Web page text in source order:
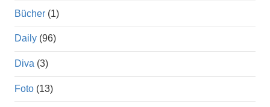
Bücher (1)
Daily (96)
Diva (3)
Foto (13)